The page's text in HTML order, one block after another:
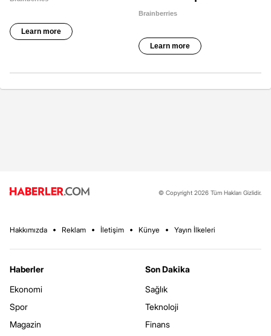
© Copyright 2026 Tüm Hakları Gizlidir.
Hakkımızda Reklam İletişim Künye Yayın İlkeleri
Haberler
Ekonomi
Spor
Magazin
Son Dakika
Sağlık
Teknoloji
Finans